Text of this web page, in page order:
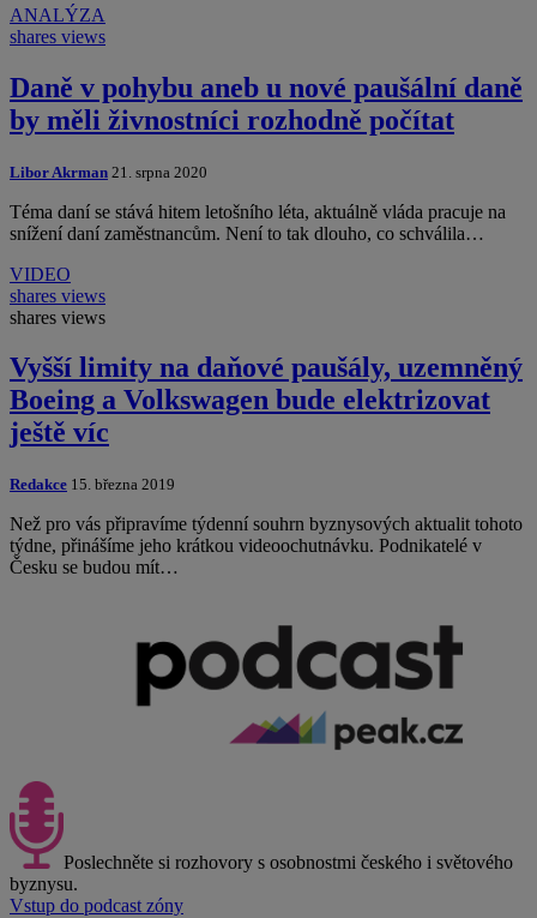
ANALÝZA
shares views
Daně v pohybu aneb u nové paušální daně
by měli živnostníci rozhodně počítat
Libor Akrman 21. srpna 2020
Téma daní se stává hitem letošního léta, aktuálně vláda pracuje na
snížení daní zaměstnancům. Není to tak dlouho, co schválila…
VIDEO
shares views
shares views
Vyšší limity na daňové paušály, uzemněný
Boeing a Volkswagen bude elektrizovat
ještě víc
Redakce 15. března 2019
Než pro vás připravíme týdenní souhrn byznysových aktualit tohoto
týdne, přinášíme jeho krátkou videoochutnávku. Podnikatelé v
Česku se budou mít…
Poslechněte si rozhovory s osobnostmi českého i světového
byznysu.
Vstup do podcast zóny